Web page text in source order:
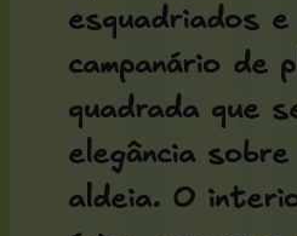
esquadriados e
campanário de
quadrada que
elegância
aldeia. O